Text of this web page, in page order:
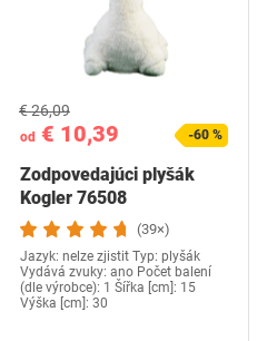
od € 10,39
€ 26,09
-60 %
Zodpovedajúci plyšák
Kogler 76508
(39×)
Jazyk: nelze zjistit Typ: plyšák
Vydává zvuky: ano Počet balení
(dle výrobce): 1 Šířka [cm]: 15
Výška [cm]: 30